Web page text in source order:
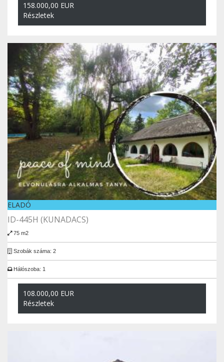
158.000,00 EUR
Részletek
ELADÓ
ID-445H (KUNADACS)
75 m2
Szobák száma: 2
Hálószoba: 1
108.000,00 EUR
Részletek